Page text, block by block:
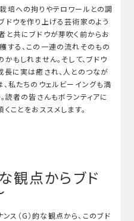
培への拘りやテロワールとの調
ドウを作り上げる芸術家のよう
と共にブドウが芽吹く前からお
する、この一連の流れそのもの
もしれません。そして、ブドウ
長に実は癒され、人とのつなが
私たちのウェルビーイングも満
読者の皆さんもボランティアに
ことをおススメします。
観点からブド
ンス（G）的な観点から、このブド